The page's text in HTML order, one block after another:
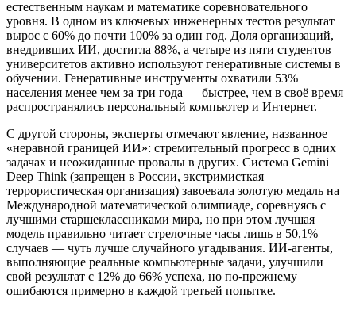
естественным наукам и математике соревновательного
уровня. В одном из ключевых инженерных тестов результат
вырос с 60% до почти 100% за один год. Доля организаций,
внедривших ИИ, достигла 88%, а четыре из пяти студентов
университетов активно используют генеративные системы в
обучении. Генеративные инструменты охватили 53%
населения менее чем за три года — быстрее, чем в своё время
распространялись персональный компьютер и Интернет.
С другой стороны, эксперты отмечают явление, названное
«неравной границей ИИ»: стремительный прогресс в одних
задачах и неожиданные провалы в других. Система Gemini
Deep Think (запрещен в России, экстримисткая
террористическая организация) завоевала золотую медаль на
Международной математической олимпиаде, соревнуясь с
лучшими старшеклассниками мира, но при этом лучшая
модель правильно читает стрелочные часы лишь в 50,1%
случаев — чуть лучше случайного угадывания. ИИ-агенты,
выполняющие реальные компьютерные задачи, улучшили
свой результат с 12% до 66% успеха, но по-прежнему
ошибаются примерно в каждой третьей попытке.